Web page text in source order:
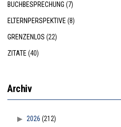
BUCHBESPRECHUNG (7)
ELTERNPERSPEKTIVE(8)
GRENZENLOS (22)
ZITATE(40)
Archiv
2026 (212)